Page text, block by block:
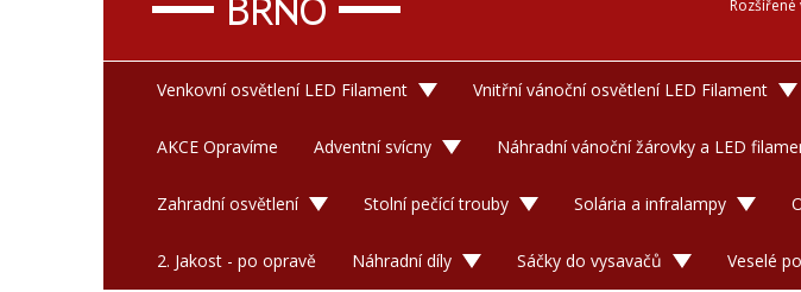
Venkovní osvětlení LED Filament Vnitřní vánoční osvětlení LED Filament
AKCE Opravíme Adventní svícny Náhradní vánoční žárovky a LED
Zahradní osvětlení Stolní pečící trouby Solária a infralampy
2. Jakost - po opravě Náhradní díly Sáčky do vysavačů Veselé